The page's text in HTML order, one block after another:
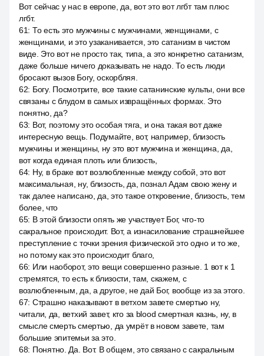
Вот сейчас у нас в европе, да, вот это вот лгбт там плюс
лгбт.
61: То есть это мужчины с мужчинами, женщинами, с
женщинами, и это узаканивается, это сатанизм в чистом
виде. Это вот не просто так, типа, а это конкретно сатанизм,
даже больше ничего доказывать не надо. То есть люди
бросают вызов Богу, оскорбляя.
62: Богу. Посмотрите, все такие сатанинские культы, они все
связаны с блудом в самых извращённых формах. Это
понятно, да?
63: Вот, поэтому это особая тяга, и она такая вот даже
интересную вещь. Подумайте, вот, например, близость
мужчины и женщины, ну это вот мужчина и женщина, да,
вот когда единая плоть или близость,
64: Ну, в браке вот возлюбленные между собой, это вот
максимальная, ну, близость, да, познал Адам свою жену и
так далее написано, да, это такое откровение, близость, тем
более, что
65: В этой близости опять же участвует Бог, что-то
сакральное происходит. Вот, а изнасилование страшнейшее
преступление с точки зрения физической это одно и то же,
но потому как это происходит благо,
66: Или наоборот, это вещи совершенно разные. 1 вот к 1
стремятся, то есть к близости, там, скажем, с
возлюбленным, да, а другое, не дай Бог, вообще из за этого.
67: Страшно наказывают в ветхом завете смертью ну,
читали, да, ветхий завет, кто за blood смертная казнь, ну, в
смысле смерть смертью, да умрёт в новом завете, там
большие эпитемьи за это.
68: Понятно. Да. Вот. В общем, это связано с сакральным